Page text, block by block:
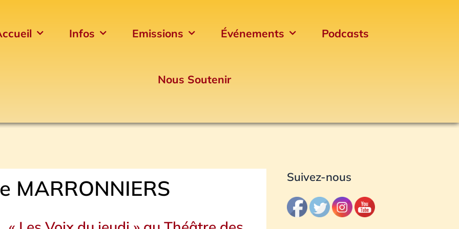
Infos Emissions Événements Podcasts
Nous Soutenir
MARRONNIERS Suivez-nous
Archives